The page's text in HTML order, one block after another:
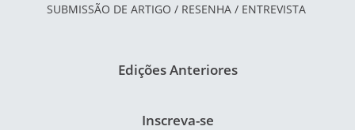
SUBMISSÃO DE ARTIGO / RESENHA / ENTREVISTA
Edições Anteriores
Inscreva-se